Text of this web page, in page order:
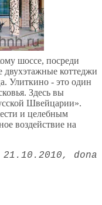
шоссе, посреди
двухэтажные коттеджи
Улиткино - это один
Здесь вы
Швейцарии».
и целебным
воздействие на
21.10.2010 dona